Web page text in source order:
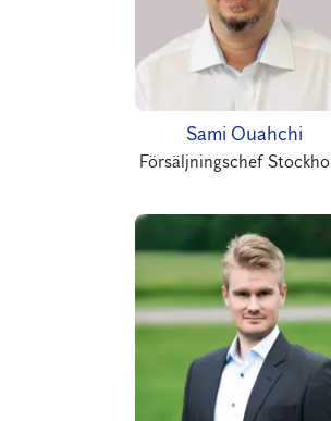
Sami Ouahchi
Försäljningschef